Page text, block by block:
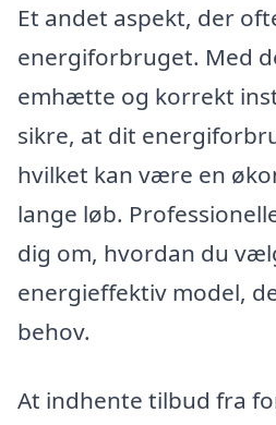
Et andet aspekt, der
energiforbruget. Med
emhætte og korrekt
sikre, at dit
hvilket kan være en
lange løb.
dig om, hvordan du
energieffektiv model,
behov.
At indhente tilbud fra